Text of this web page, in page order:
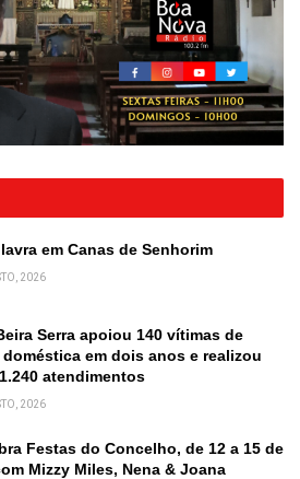
em Canas de Senhorim
2026
Serra apoiou 140 vítimas de
em dois anos e realizou
atendimentos
2026
Festas do Concelho, de 12 a 15 de
Mizzy Miles, Nena & Joana